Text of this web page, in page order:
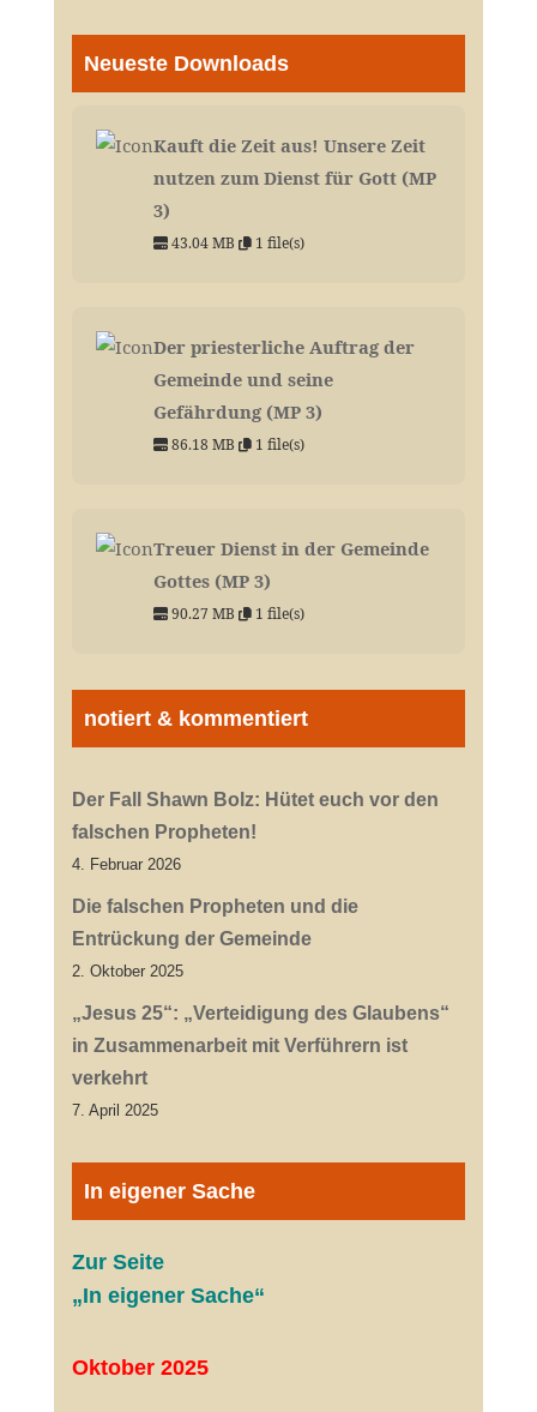
Neueste Downloads
Kauft die Zeit aus! Unsere Zeit
nutzen zum Dienst für Gott (MP
3)
43.04 MB 1 file(s)
Der priesterliche Auftrag der
Gemeinde und seine
Gefährdung (MP 3)
86.18 MB 1 file(s)
Treuer Dienst in der Gemeinde
Gottes (MP 3)
90.27 MB 1 file(s)
notiert & kommentiert
Der Fall Shawn Bolz: Hütet euch vor den
falschen Propheten!
4. Februar 2026
Die falschen Propheten und die
Entrückung der Gemeinde
2. Oktober 2025
„Jesus 25“: „Verteidigung des Glaubens“
in Zusammenarbeit mit Verführern ist
verkehrt
7. April 2025
In eigener Sache
Zur Seite
„In eigener Sache“
Oktober 2025